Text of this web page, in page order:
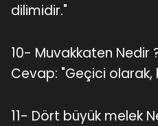
dilimidir."
10- Muvakkaten Nedir
Cevap: "Geçici olarak,
11- Dört büyük melek